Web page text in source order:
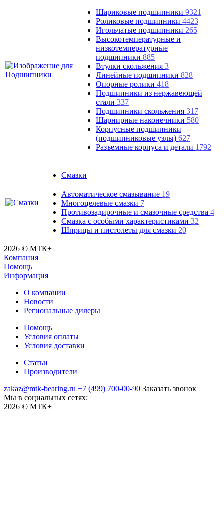
Шариковые подшипники 9321
Роликовые подшипники 4423
Игольчатые подшипники 265
Высокотемпературные и
низкотемпературные
подшипники 885
Втулки скольжения 3
Линейные подшипники 828
Опорные ролики 418
Подшипники из нержавеющей
стали 337
Подшипники скольжения 317
Шарнирные наконечники 580
Корпусные подшипники
(подшипниковые узлы) 627
Разъемные корпуса и детали 1792
Смазки
Автоматическое смазывание 19
Многоцелевые смазки 7
Противозадирочные и смазочные средства 4
Смазка с особыми характеристиками 32
Шприцы и пистолеты для смазки 20
2026 © МТК+
Компания
Помощь
Информация
О компании
Новости
Региональные дилеры
Помощь
Условия оплаты
Условия доставки
Статьи
Производители
zakaz@mtk-bearing.ru +7 (499) 700-00-90 Заказать звонок
Мы в социальных сетях:
2026 © МТК+